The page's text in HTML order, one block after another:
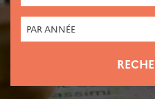
CHERCHER
PAR
PAR ANNÉE